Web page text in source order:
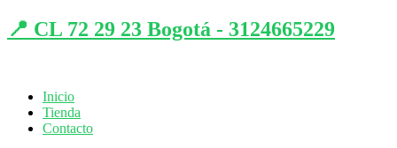
📍 CL 72 29 23 Bogotá - 3124665229
Inicio
Tienda
Contacto